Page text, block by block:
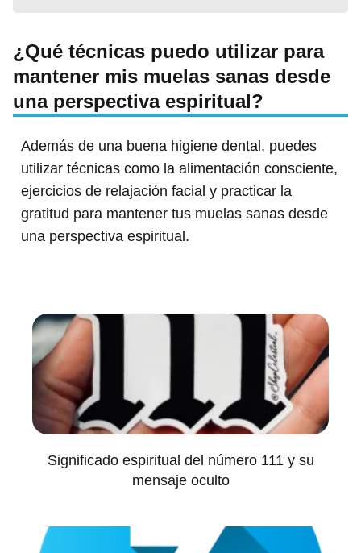
¿Qué técnicas puedo utilizar para
mantener mis muelas sanas desde
una perspectiva espiritual?
Además de una buena higiene dental, puedes
utilizar técnicas como la alimentación consciente,
ejercicios de relajación facial y practicar la
gratitud para mantener tus muelas sanas desde
una perspectiva espiritual.
Significado espiritual del número 111 y su
mensaje oculto